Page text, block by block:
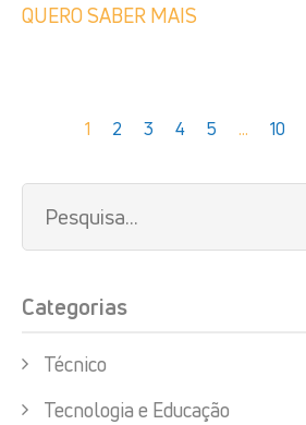
QUERO SABER MAIS
1 2 3 4 5 ... 10
Categorias
Técnico
Tecnologia e Educação